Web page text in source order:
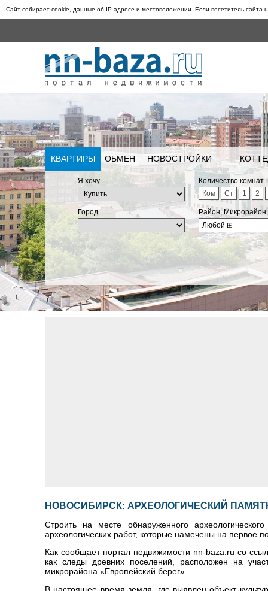
Сайт собирает cookie, данные об IP-адресе и местоположении. Если посетитель сайта
КВАРТИРЫ ОБМЕН НОВОСТРОЙКИ
Я хочу
Количество комнат
Ком
Ст 1 2
Город
Район,
Любой ⊞
НОВОСИБИРСК: АРХЕОЛОГИЧЕСКИЙ
Строить на месте обнаруженного
археологических работ, которые намечены на первое
Как сообщает портал недвижимости nn-baza.ru со
как следы древних поселений, расположен на
микрорайона‭ «‬Европейский берег‭»‬.‭ ‬